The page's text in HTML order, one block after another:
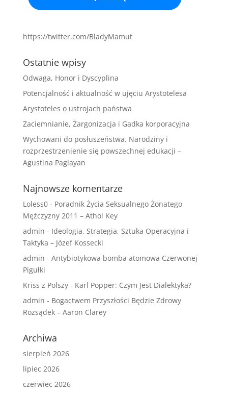
https://twitter.com/BladyMamut
Ostatnie wpisy
Odwaga, Honor i Dyscyplina
Potencjalność i aktualność w ujęciu Arystotelesa
Arystoteles o ustrojach państwa
Zaciemnianie, Żargonizacja i Gadka korporacyjna
Wychowani do posłuszeństwa. Narodziny i
rozprzestrzenienie się powszechnej edukacji –
Agustina Paglayan
Najnowsze komentarze
Loless0- Poradnik Życia Seksualnego Żonatego
Mężczyzny 2011 – Athol Key
admin - Ideologia, Strategia, Sztuka Operacyjna i
Taktyka – Józef Kossecki
admin - Antybiotykowa bomba atomowa Czerwonej
Pigułki
Kriss z Polszy- Karl Popper: Czym Jest Dialektyka?
admin - Bogactwem Przyszłości Będzie Zdrowy
Rozsądek – Aaron Clarey
Archiwa
sierpień 2026
lipiec 2026
czerwiec 2026